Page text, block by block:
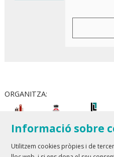
ORGANITZA:
Informació sobre
Utilitzem cookies pròpies i de